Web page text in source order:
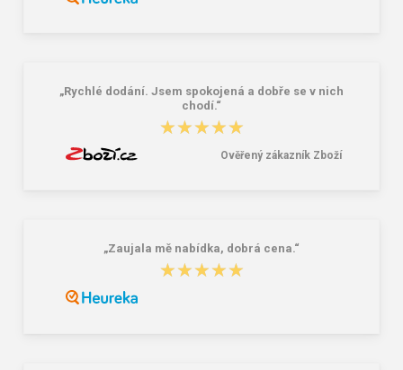
„Rychlé dodání. Jsem spokojená a dobře se v nich
chodí.“
★★★★★
★★★★★
Ověřený zákazník Zboží
„Zaujala mě nabídka, dobrá cena.“
★★★★★
★★★★★